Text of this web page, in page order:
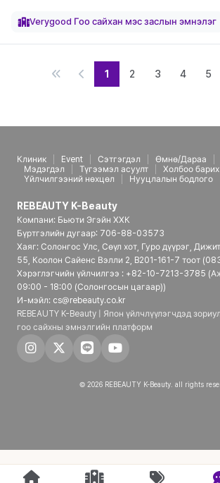
Verygood Гоо сайхан мэс заслын эмнэлэг
1 2 3 4 5
Клиник Event Сэтгэгдэл Өмнө/Дараа
Мэдэгдэл
Түгээмэл асуулт
Холбоо барих
Үйлчилгээний нөхцөл
Нууцлалын бодлого
REBEAUTY K-Beauty
Компани: Бьюти Эгэйн ХХК
Бүртгэлийн дугаар: 706-88-03573
Хаяг: Солонгос Улс, Сөүл хот, Гуро дүүрэг,
55, Коолон Сайенс Вэлли 2, B201-161-7 тоот
Хэрэглэгчийн үйлчилгээ : +82-10-7213-3785
09:00 - 18:00 (Солонгосын цагаар))
И-мэйл: cs@rebeauty.co.kr
REBEAUTY K-Beauty | Япон үйлчлүүлэгчдэд
гоо сайхны эмнэлгийн платформ
© 2026 REBEAUTY K-Beauty. all rights